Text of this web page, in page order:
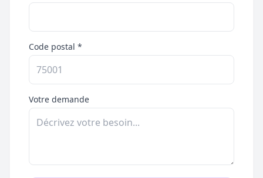
Code postal *
Votre demande